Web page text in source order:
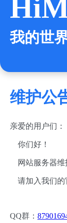
我的世
维护公
亲爱的用户们：
你们好！
网站服务器维
请加入我们的
QQ群：